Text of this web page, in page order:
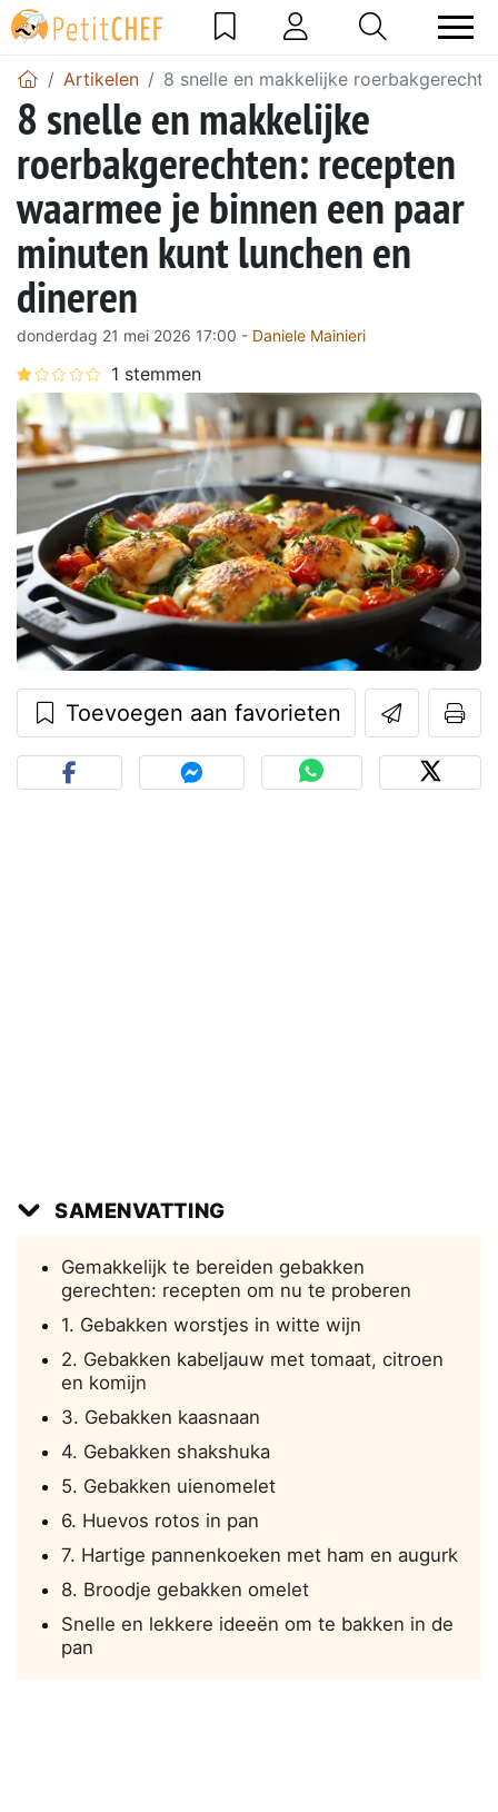
Artikelen 8 snelle en makkelijke
8 snelle en makkelijke
roerbakgerechten: recepten
waarmee je binnen een paar
minuten kunt lunchen en
dineren
donderdag 21 mei 2026 17:00 - Daniele Mainieri
Toevoegen aan favorieten
SAMENVATTING
Gemakkelijk te bereiden gebakken
gerechten: recepten om nu te proberen
1. Gebakken worstjes in witte wijn
2. Gebakken kabeljauw met tomaat, citroen
en komijn
3. Gebakken kaasnaan
4. Gebakken shakshuka
5. Gebakken uienomelet
6. Huevos rotos in pan
7. Hartige pannenkoeken met ham en augurk
8. Broodje gebakken omelet
Snelle en lekkere ideeën om te bakken in de
pan